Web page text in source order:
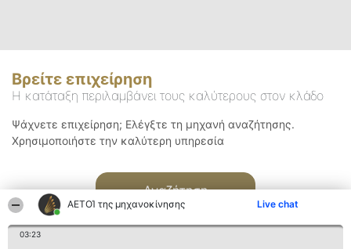
ΑΕΤΟΊ της μηχανοκίνησης Live chat
03:23
Βρείτε επιχείρηση
Η κατάταξη περιλαμβάνει τους καλύτερους στον κλάδο
Ψάχνετε επιχείρηση; Ελέγξτε τη μηχανή αναζήτησης.
Χρησιμοποιήστε την καλύτερη υπηρεσία
Αναζήτηση